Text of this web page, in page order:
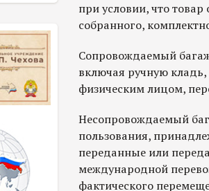
при условии, что
собранного,
Сопровождаемый
включая ручную
физическим лицом,
Несопровождаемый
пользования,
переданные или
международной
фактического